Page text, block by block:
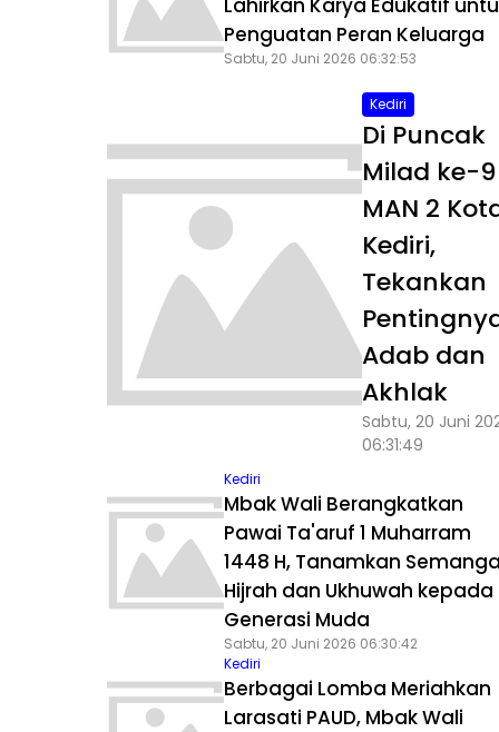
Lahirkan Karya Edukatif
Penguatan Peran Keluarga
Sabtu, 20 Juni 2026 06:32:53
Kediri
Di Puncak
Milad ke-9
MAN 2
Kediri,
Tekankan
Adab dan
Akhlak
Sabtu, 20 Juni
06:31:49
Kediri
Mbak Wali Berangkatkan
Pawai Ta'aruf 1 Muharram
1448 H, Tanamkan
Hijrah dan Ukhuwah kepada
Generasi Muda
Sabtu, 20 Juni 2026 06:30:42
Kediri
Berbagai Lomba Meriahkan
Larasati PAUD, Mbak Wali